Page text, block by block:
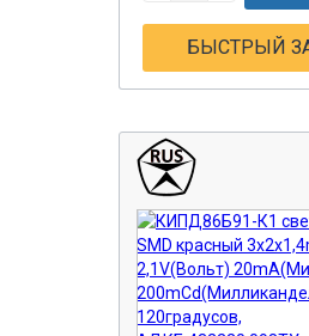
БЫСТРЫЙ